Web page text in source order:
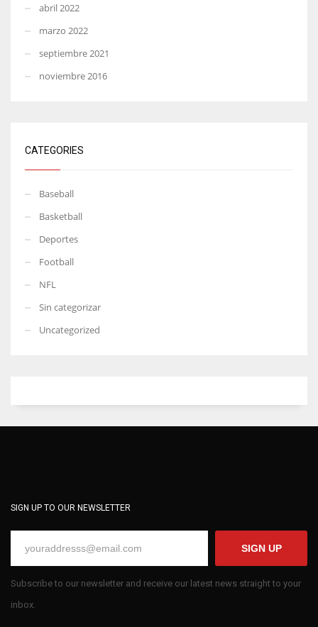
abril 2022
marzo 2022
septiembre 2021
noviembre 2016
CATEGORIES
Baseball
Basketball
Deportes
Football
NFL
Sin categorizar
Uncategorized
SIGN UP TO OUR NEWSLETTER
SIGN UP
Subscribe to our newsletter and receive our latest news straight to your
inbox.